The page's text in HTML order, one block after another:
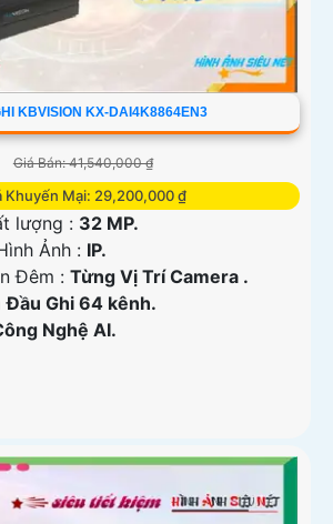
KBVISION KX-DAI4K8864EN3
Giá Bán: 41,540,000 ₫
Khuyến Mại: 29,200,000 ₫
lượng : 32 MP.
Ảnh : IP.
Đêm : Từng Vị Trí Camera .
Đầu Ghi 64 kênh.
Nghệ AI.